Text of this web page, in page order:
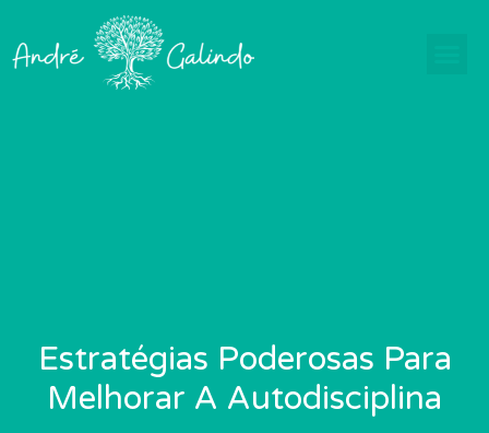
Estratégias Poderosas Para
Melhorar A Autodisciplina